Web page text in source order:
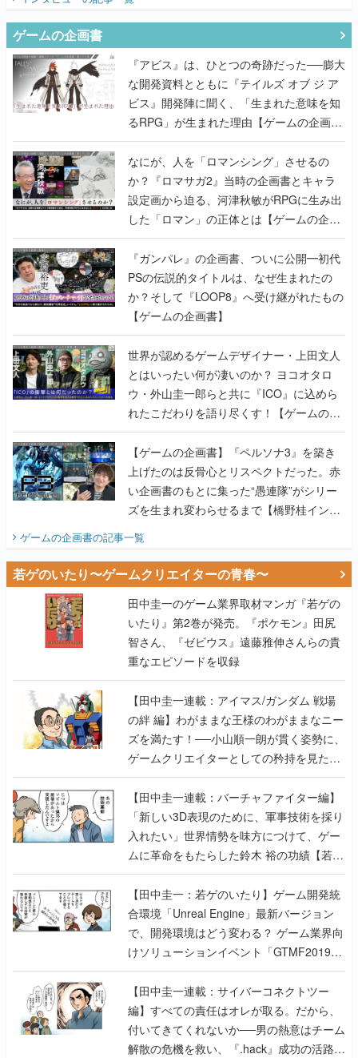
ゲームの企画書
『アビス』は、ひとつの奇跡だった──膨大
な開発資料とともに『テイルズ オブ ジ ア
ビス』開発陣に聞く、「生まれた意味を知
るRPG」が生まれた理由【ゲームの企画
書】
なにが、人を「ロマンシング」させるの
か？『ロマサガ2』当時の企画書とキャラ
設定画から迫る、河津秋敏がRPGに生み出
した「ロマン」の正体とは【ゲームの企画
書】
『ガンパレ』の企画書、ついに公開━初代
PSの伝説的タイトルは、なぜ生まれたの
か？そして『LOOP8』へ受け継がれたもの
【ゲームの企画書】
世界が認めるゲームデザイナー・上田文人
とはいったい何が凄いのか？ ヨコオタロ
ウ・外山圭一郎らと共に『ICO』に込めら
れたこだわりを語り尽くす！【ゲームの企
画書】
【ゲームの企画書】『ペルソナ3』を築き
上げたのは反骨心とリスペクトだった。赤
い企画書のもとに集った“愚連隊”がシリー
ズを生まれ変わらせるまで【橋野桂インタ
ビュー】
ゲームの企画書の記事一覧
若ゲのいたり〜ゲームクリエイターの青春〜
田中圭一のゲーム業界取材マンガ『若ゲの
いたり』第2巻が発売。『ポケモン』田尻
智さん、『ゼビウス』遠藤雅伸さんらの貴
重なエピソードを収録
【田中圭一連載：アイマス/ガンダム 戦場
の絆 編】わがままな王様のわがままなニー
ズを満たす！──小山順一朗が貫く姿勢に、
ゲームクリエイターとしての矜持を見た
【若ゲのいたり最終回】
【田中圭一連載：バーチャファイター編】
「新しい3D表現のために、軍事技術を採り
入れたい」世界情勢を味方につけて、ゲー
ムに革命をもたらした鈴木 裕の功績【若ゲ
のいたり】
【田中圭一：若ゲのいたり】ゲーム開発統
合環境「Unreal Engine」最新バージョン
で、開発環境はどう変わる？ ゲーム業界向
けソリューションイベント「GTMF2019」
に行って、より理解を深めよう【PR】
【田中圭一連載：サイバーコネクトツー
編】すべての責任はオレが取る。だから、
付いてきてくれないか──男の熱意はチーム
解散の危機を救い、『.hack』成功の活路を